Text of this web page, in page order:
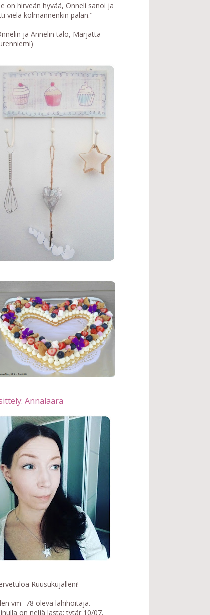
on hirveän hyvää, Onneli sanoi ja
vielä kolmannenkin palan."
ja Annelin talo, Marjatta
Annalaara
Ruusukujalleni!
vm -78 oleva lähihoitaja.
on neljä lasta: tytär 10/07,